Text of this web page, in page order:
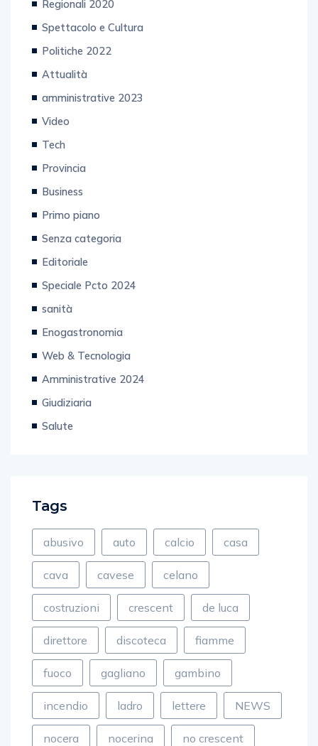
Regionali 2020
Spettacolo e Cultura
Politiche 2022
Attualità
amministrative 2023
Video
Tech
Provincia
Business
Primo piano
Senza categoria
Editoriale
Speciale Pcto 2024
sanità
Enogastronomia
Web & Tecnologia
Amministrative 2024
Giudiziaria
Salute
Tags
abusivo auto calcio casa
cava cavese celano
costruzioni crescent de luca
direttore discoteca fiamme
fuoco gagliano gambino
incendio ladro lettere NEWS
nocera nocerina no crescent